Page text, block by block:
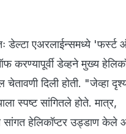
डेल्टा एअरलाईन्समध्ये
करण्यापूर्वी डेव्हने मुख्य
चेतावणी दिली होती. "जेव्हा
स्पष्ट सांगितले होते. मात्र,
हेलिकॉप्टर उड्डाण केले